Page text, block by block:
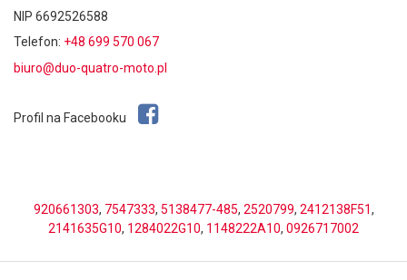
NIP 6692526588
Telefon: +48 699 570 067
biuro@duo-quatro-moto.pl
Profil na Facebooku
920661303, 7547333, 5138477-485, 2520799, 2412138F51,
2141635G10, 1284022G10, 1148222A10, 0926717002